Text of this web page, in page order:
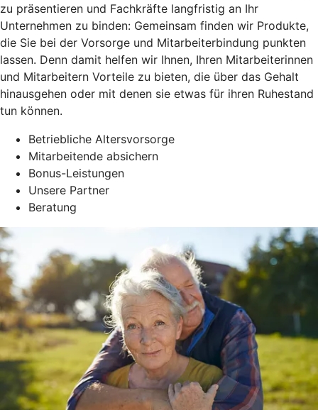
zu präsentieren und Fachkräfte langfristig an Ihr
Unternehmen zu binden: Gemeinsam finden wir Produkte,
die Sie bei der Vorsorge und Mitarbeiterbindung punkten
lassen. Denn damit helfen wir Ihnen, Ihren Mitarbeiterinnen
und Mitarbeitern Vorteile zu bieten, die über das Gehalt
hinausgehen oder mit denen sie etwas für ihren Ruhestand
tun können.
Betriebliche Altersvorsorge
Mitarbeitende absichern
Bonus-Leistungen
Unsere Partner
Beratung